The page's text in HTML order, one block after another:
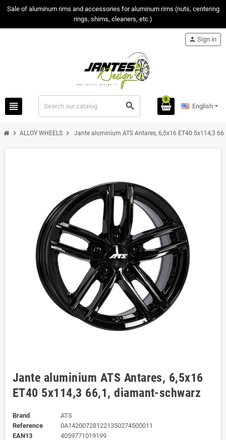
Sale of aluminum rims and accessories for aluminum rims (nuts, centering
rings, shims, cleaners, etc.)
view_headline search
person Sign in
0
English
chevron_right ALLOY WHEELS chevron_right Jante aluminium ATS Antares, 6,5x16 ET40 5x114,3
Jante aluminium ATS Antares, 6,5x16
ET40 5x114,3 66,1, diamant-schwarz
Brand
ATS
Reference
0A142007281221350274500011
EAN13
4059771019199